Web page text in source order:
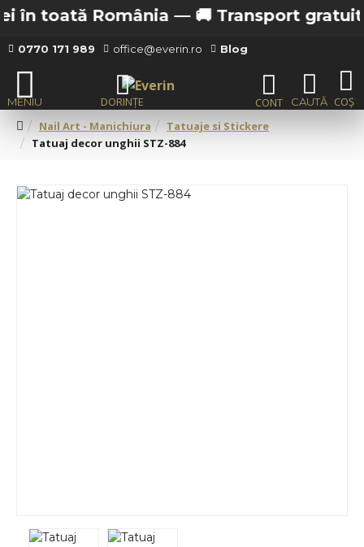
toată România —🚚 Transport gratuit
0770 171 989 office@everin.ro Blog
Nail Art - Manichiura
Tatuaje si Stickere
Tatuaj decor unghii STZ-884